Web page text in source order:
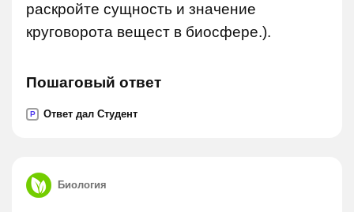
раскройте сущность и значение
круговорота вещест в биосфере.).
Пошаговый ответ
P Ответ дал Студент
Биология